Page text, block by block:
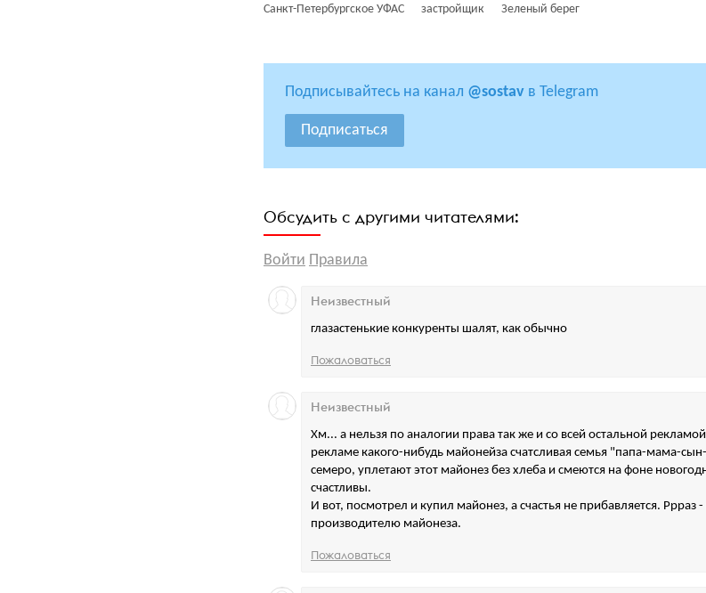
Санкт-Петербургское УФАС застройщик Зеленый берег
Подписывайтесь на канал @sostav в Telegram
Подписаться
Обсудить с другими читателями:
Войти Правила
глазастенькие конкуренты шалят, как обычно
Неизвестный
Пожаловаться
Хм... а нельзя по аналогии права так же и со всей остальной
рекламе какого-нибудь майонейза счатсливая семья "папа-мама-
семеро, уплетают этот майонез без хлеба и смеются на фоне
счастливы.
И вот, посмотрел и купил майонез, а счастья не прибавляется. Ррраз
производителю майонеза.
Неизвестный
Пожаловаться